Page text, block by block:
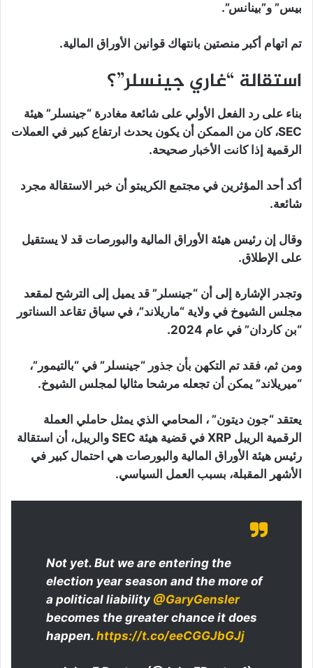
بيس” و”بينانس”.
تم اتهام أكبر منصتين بانتهاك قوانين الأوراق المالية.
استقالة “غاري جينسلر”؟
بناء على رد الفعل الأولي على شائعة مغادرة “جينسلر” هيئة
SEC، كان من الممكن أن يكون يحدث ارتفاع كبير في العملات
الرقمية إذا كانت الأخبار صحيحة.
أكد أحد المؤثرين في مجتمع الكريبتو أن خبر الاستقالة مجرد
شائعة.
وقال إن رئيس هيئة الأوراق المالية والبورصات قد لا يستقيل
على الإطلاق.
وتجدر الإشارة إلى أن “جينسلر” قد يميل إلى الترشح لمقعد
مجلس الشيوخ في ولاية “ماريلاند”، في سياق تقاعد السناتور
“بن كاردان” في عام 2024.
ومن ثم، فقد تم التكهن بأن جذور “جينسلر” في “بالتيمور”،
“ميريلاند” يمكن أن تجعله مرشحا مثاليا لمجلس الشيوخ.
يعتقد “جون ديتون” ، المحامي الذي يمثل حاملي العملة
الرقمية الريبل XRP في قضية هيئة SEC والريبل، أن استقالة
رئيس هيئة الأوراق المالية والبورصات هي احتمال كبير في
الأشهر المقبلة، بسبب العمل السياسي.
Not yet. But we are entering the
election year season and the more of
a political liability @GaryGensler
becomes the greater chance it does
happen. https://t.co/eeCGGJbGJj